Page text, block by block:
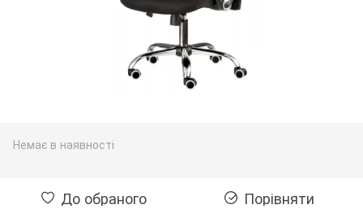
Немає в наявності
До обраного Порівняти